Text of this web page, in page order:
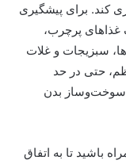
کند. برای پیشگیری
پرچرب،
سبزیجات و غلات
حتی در حد
و سوخت‌وساز بدن
باشید تا به اتفاق